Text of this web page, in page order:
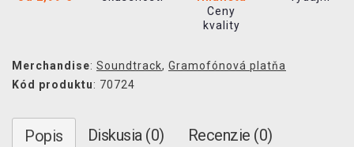
Ceny
kvality
Merchandise: Soundtrack, Gramofónová platňa
Kód produktu: 70724
Popis Diskusia (0) Recenzie (0)